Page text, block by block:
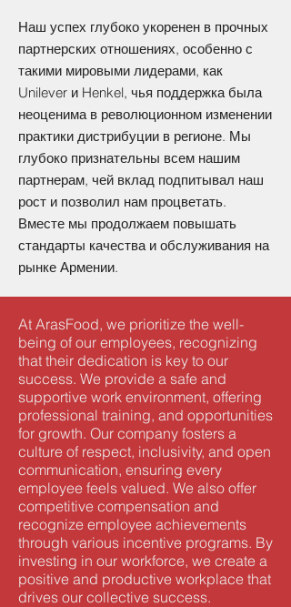
Наш успех глубоко укоренен в прочных
партнерских отношениях, особенно с
такими мировыми лидерами, как
Unilever и Henkel, чья поддержка была
неоценима в революционном изменении
практики дистрибуции в регионе. Мы
глубоко признательны всем нашим
партнерам, чей вклад подпитывал наш
рост и позволил нам процветать.
Вместе мы продолжаем повышать
стандарты качества и обслуживания на
рынке Армении.
At ArasFood, we prioritize the well-
being of our employees, recognizing
that their dedication is key to our
success. We provide a safe and
supportive work environment, offering
professional training, and opportunities
for growth. Our company fosters a
culture of respect, inclusivity, and open
communication, ensuring every
employee feels valued. We also offer
competitive compensation and
recognize employee achievements
through various incentive programs. By
investing in our workforce, we create a
positive and productive workplace that
drives our collective success.